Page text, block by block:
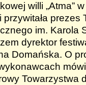
willi „Atma”
przywitała prezes
im. Karola
dyrektor
Domańska. O
Towarzystwa